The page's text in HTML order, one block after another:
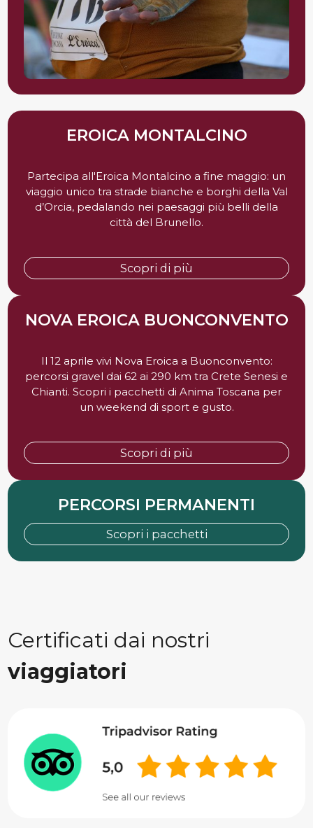
EROICA MONTALCINO
Partecipa all'Eroica Montalcino a fine maggio: un
viaggio unico tra strade bianche e borghi della Val
d’Orcia, pedalando nei paesaggi più belli della
città del Brunello.
Scopri di più
NOVA EROICA BUONCONVENTO
Il 12 aprile vivi Nova Eroica a Buonconvento:
percorsi gravel dai 62 ai 290 km tra Crete Senesi e
Chianti. Scopri i pacchetti di Anima Toscana per
un weekend di sport e gusto.
Scopri di più
PERCORSI PERMANENTI
Scopri i pacchetti
Certificati dai nostri
viaggiatori